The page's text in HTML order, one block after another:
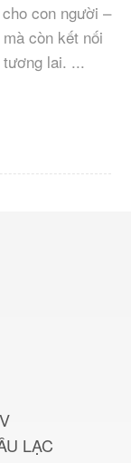
con người –
còn kết nối
lai. ...
LẠC